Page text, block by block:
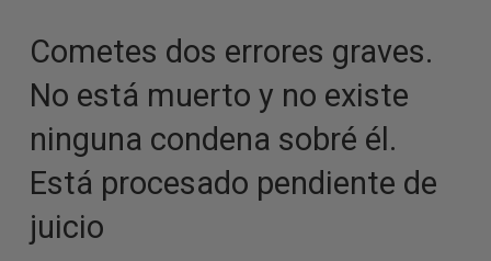
Cometes dos errores graves.
No está muerto y no existe
ninguna condena sobré él.
Está procesado pendiente de
juicio